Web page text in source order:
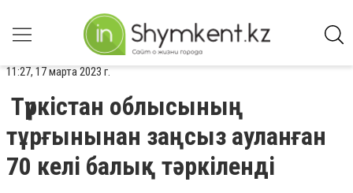
11:27, 17 марта 2023 г.
Түркістан облысының
тұрғынынан заңсыз ауланған
70 келі балық тәркіленді